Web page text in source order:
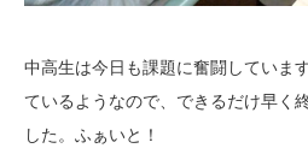
中高生は今日も課題に奮闘していま
ているようなので、できるだけ早く
した。ふぁいと！